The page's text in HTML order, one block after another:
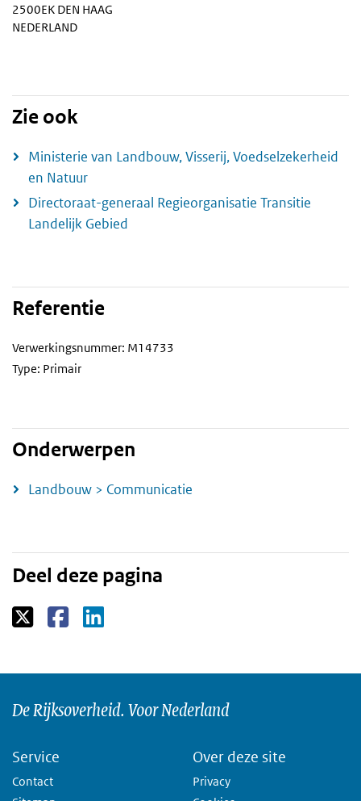
2500EK DEN HAAG
NEDERLAND
Zie ook
Ministerie van Landbouw, Visserij, Voedselzekerheid
en Natuur
Directoraat-generaal Regieorganisatie Transitie
Landelijk Gebied
Referentie
Verwerkingsnummer: M14733
Type: Primair
Onderwerpen
Landbouw > Communicatie
Deel deze pagina
De Rijksoverheid. Voor Nederland
Service
Contact
Over deze site
Privacy